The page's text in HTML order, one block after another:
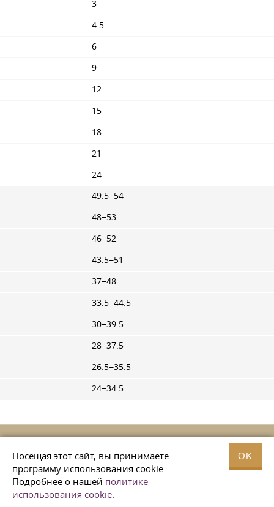
Посещая этот сайт, вы принимаете
программу использования cookie.
Подробнее о нашей политике
использования cookie.
OK
3
4.5
6
9
12
15
18
21
24
49.5−54
48−53
46−52
43.5−51
37−48
33.5−44.5
30−39.5
28−37.5
26.5−35.5
24−34.5
ФИЗИЧЕСКИЕ СВОЙСТВА СТАЛИ 30ХМА